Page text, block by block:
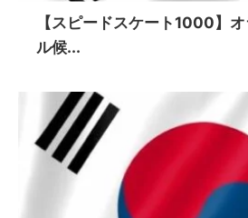
【スピードスケート1000】
ル候...